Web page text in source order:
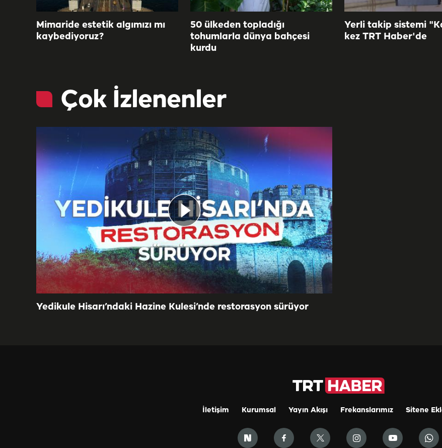
Mimaride estetik algımızı mı
kaybediyoruz?
50 ülkeden topladığı
tohumlarla dünya bahçesi
kurdu
Yerli takip sistemi
kez TRT Haber'de
Çok İzlenenler
Yedikule Hisarı’ndaki Hazine Kulesi’nde restorasyon sürüyor
İletişim Kurumsal Yayın Akışı Frekanslarımız Sitene